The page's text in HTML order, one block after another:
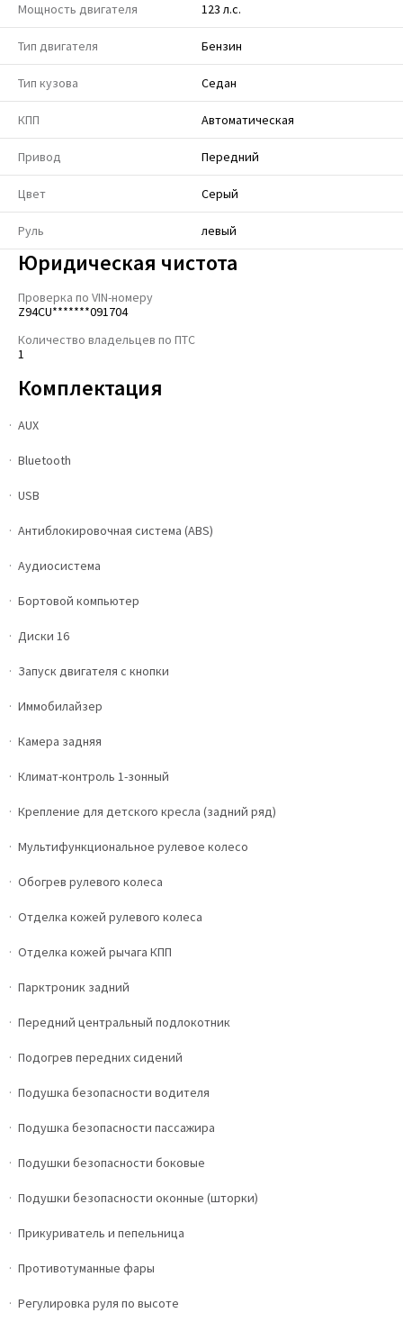
Мощность двигателя 123 л.с.
Тип двигателя Бензин
Тип кузова Седан
КПП Автоматическая
Привод Передний
Цвет Серый
Руль левый
Юридическая чистота
Проверка по VIN-номеру
Z94CU*******091704
Количество владельцев по ПТС
1
Комплектация
AUX
Bluetooth
USB
Антиблокировочная система (ABS)
Аудиосистема
Бортовой компьютер
Диски 16
Запуск двигателя с кнопки
Иммобилайзер
Камера задняя
Климат-контроль 1-зонный
Крепление для детского кресла (задний ряд)
Мультифункциональное рулевое колесо
Обогрев рулевого колеса
Отделка кожей рулевого колеса
Отделка кожей рычага КПП
Парктроник задний
Передний центральный подлокотник
Подогрев передних сидений
Подушка безопасности водителя
Подушка безопасности пассажира
Подушки безопасности боковые
Подушки безопасности оконные (шторки)
Прикуриватель и пепельница
Противотуманные фары
Регулировка руля по высоте